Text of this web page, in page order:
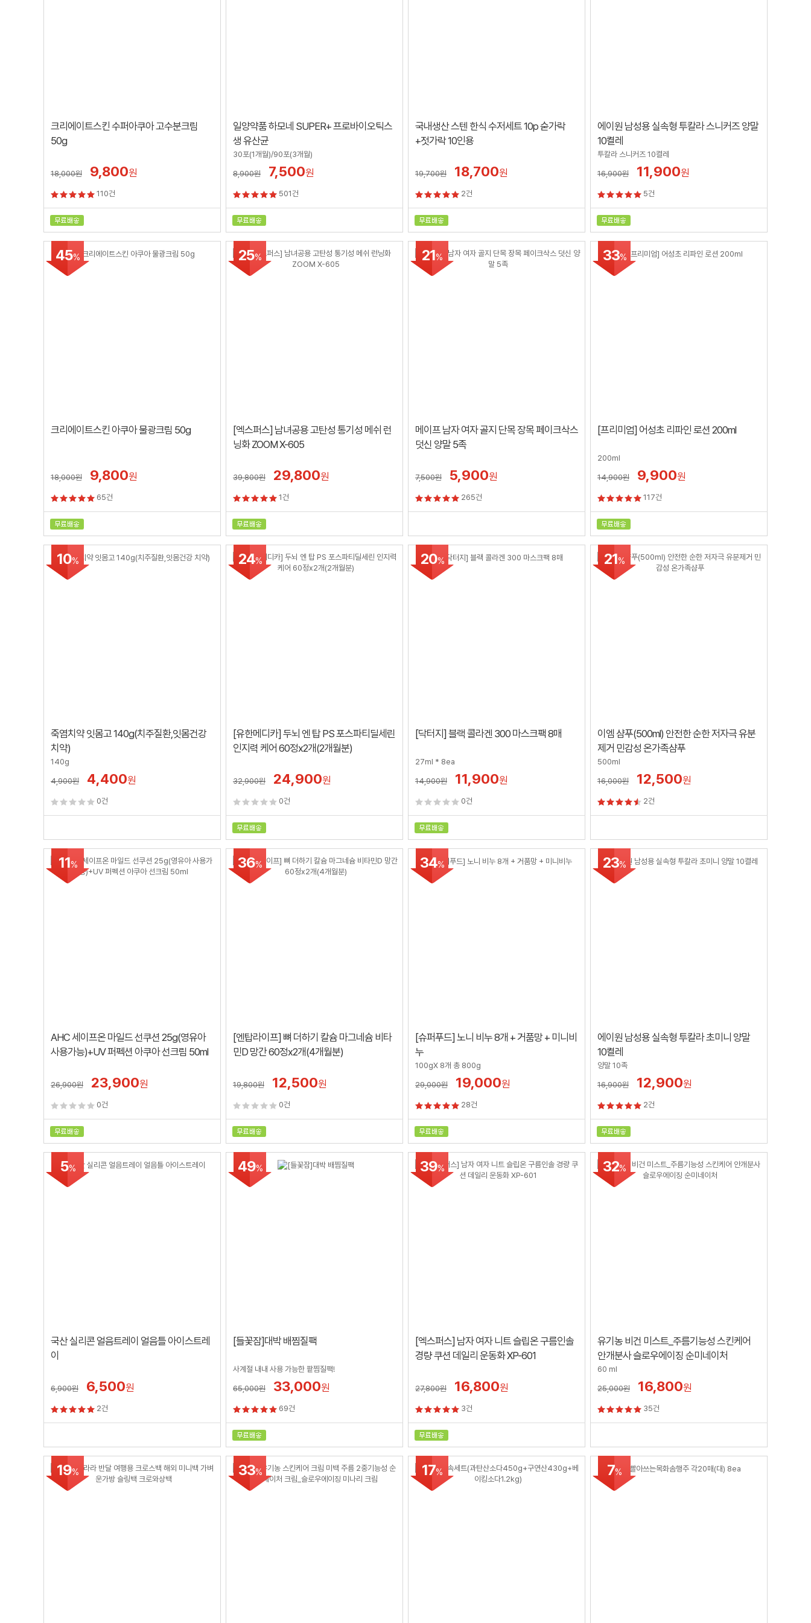
크리에이트스킨 수퍼아쿠아 고수분크림
50g
18,000원 9,800원
110건
일양약품 하모네 SUPER+ 프로바이오틱스
생 유산균
30포(1개월)/90포(3개월)
8,900원 7,500원
501건
국내생산 스텐 한식 수저세트 10p 숟가락
+젓가락 10인용
19,700원 18,700원
2건
에이원 남성용 실속형 투칼라 스니커즈 양말
10켤레
투칼라 스니커즈 10켤레
16,900원 11,900원
5건
45%
크리에이트스킨 아쿠아 물광크림 50g
18,000원 9,800원
65건
25%
[엑스퍼스] 남녀공용 고탄성 통기성 메쉬 런
닝화 ZOOM X-605
39,800원 29,800원
1건
21%
메이프 남자 여자 골지 단목 장목 페이크삭스
덧신 양말 5족
7,500원 5,900원
265건
33%
[프리미엄] 어성초 리파인 로션 200ml
200ml
14,900원 9,900원
117건
10%
죽염치약 잇몸고 140g(치주질환,잇몸건강
치약)
140g
4,900원 4,400원
0건
24%
[유한메디카] 두뇌 엔 탑 PS 포스파티딜세린
인지력 케어 60정x2개(2개월분)
32,900원 24,900원
0건
20%
[닥터지] 블랙 콜라겐 300 마스크팩 8매
27ml * 8ea
14,900원 11,900원
0건
21%
이엠 샴푸(500ml) 안전한 순한 저자극 유분
제거 민감성 온가족샴푸
500ml
16,000원 12,500원
2건
11%
AHC 세이프온 마일드 선쿠션 25g(영유아
사용가능)+UV 퍼펙션 아쿠아 선크림 50ml
26,900원 23,900원
0건
36%
[엔탑라이프] 뼈 더하기 칼슘 마그네슘 비타
민D 망간 60정x2개(4개월분)
19,800원 12,500원
0건
34%
[슈퍼푸드] 노니 비누 8개 + 거품망 + 미니비
누
100gX 8개 총 800g
29,000원 19,000원
28건
23%
에이원 남성용 실속형 투칼라 초미니 양말
10켤레
양말 10족
16,900원 12,900원
2건
5%
국산 실리콘 얼음트레이 얼음틀 아이스트레
이
6,900원 6,500원
2건
49%
[들꽃잠]대박 배찜질팩
사계절 내내 사용 가능한 팥찜질팩!
65,000원 33,000원
69건
39%
[엑스퍼스] 남자 여자 니트 슬립온 구름인솔
경량 쿠션 데일리 운동화 XP-601
27,800원 16,800원
3건
32%
유기농 비건 미스트_주름기능성 스킨케어
안개분사 슬로우에이징 순미네이처
60 ml
25,000원 16,800원
35건
19% 33% 17% 7%